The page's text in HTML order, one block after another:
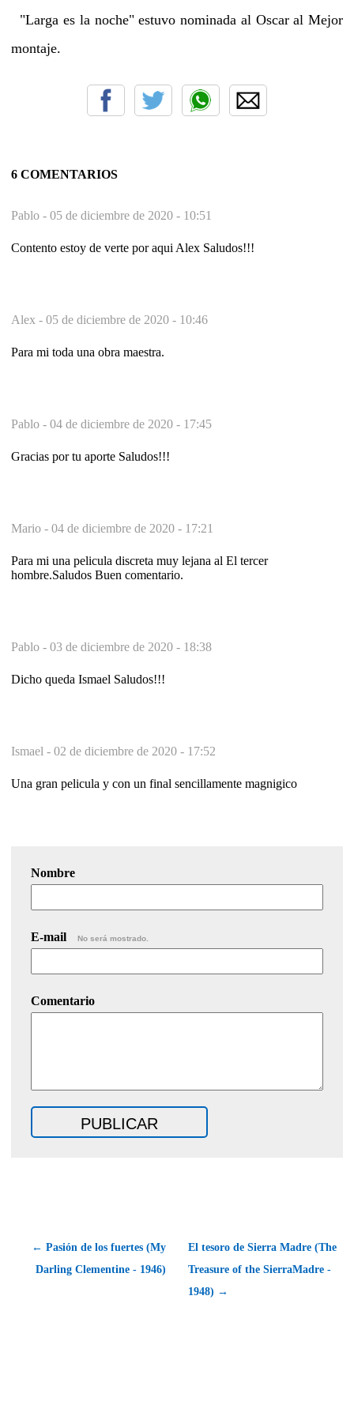
"Larga es la noche" estuvo nominada al Oscar al Mejor
montaje.
6 COMENTARIOS
Pablo - 05 de diciembre de 2020 - 10:51
Contento estoy de verte por aqui Alex Saludos!!!
Alex - 05 de diciembre de 2020 - 10:46
Para mi toda una obra maestra.
Pablo - 04 de diciembre de 2020 - 17:45
Gracias por tu aporte Saludos!!!
Mario - 04 de diciembre de 2020 - 17:21
Para mi una pelicula discreta muy lejana al El tercer
hombre.Saludos Buen comentario.
Pablo - 03 de diciembre de 2020 - 18:38
Dicho queda Ismael Saludos!!!
Ismael - 02 de diciembre de 2020 - 17:52
Una gran pelicula y con un final sencillamente magnigico
Nombre
E-mail No será mostrado.
Comentario
← Pasión de los fuertes (My
Darling Clementine - 1946)
El tesoro de Sierra Madre (The
Treasure of the SierraMadre -
1948) →